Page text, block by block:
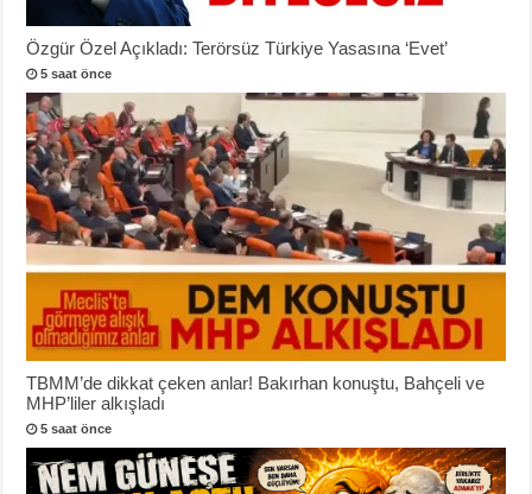
Özgür Özel Açıkladı: Terörsüz Türkiye Yasasına ‘Evet’
5 saat önce
TBMM’de dikkat çeken anlar! Bakırhan konuştu, Bahçeli ve
MHP’liler alkışladı
5 saat önce